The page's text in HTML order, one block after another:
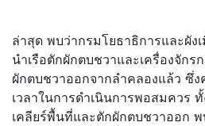
ล่าสุด พบว่ากรมโยธาธิการและผัง
นำเรือตักผักตบชวาและเครื่องจักร
ผักตบชวาออกจากลำคลองแล้ว ซึ่ง
เวลาในการดำเนินการพอสมควร
เคลียร์พื้นที่และตักผักตบชวาออก